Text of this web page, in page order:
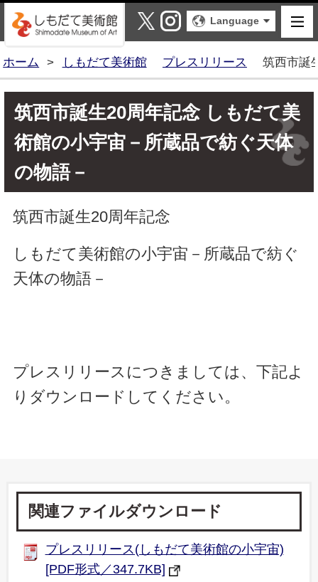
しもだて美術館
X Instagram
Language
ホーム > しもだて美術館 プレスリリース 筑西市誕
筑西市誕生20周年記念 しもだて美
術館の小宇宙－所蔵品で紡ぐ天体
の物語－
筑西市誕生20周年記念
しもだて美術館の小宇宙－所蔵品で紡ぐ
天体の物語－
プレスリリースにつきましては、下記よ
りダウンロードしてください。
関連ファイルダウンロード
プレスリリース(しもだて美術館の小宇宙)
[PDF形式／347.7KB]